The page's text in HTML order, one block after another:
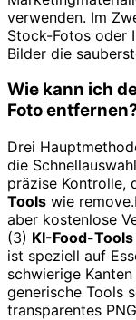
verwenden. Im
Stock-Fotos oder
Bilder die
Wie kann ich
Foto
Drei
die
präzise Kontrolle,
Tools wie
aber kostenlose
(3) KI-Food-Tools
ist speziell auf
schwierige
generische Tools
transparentes